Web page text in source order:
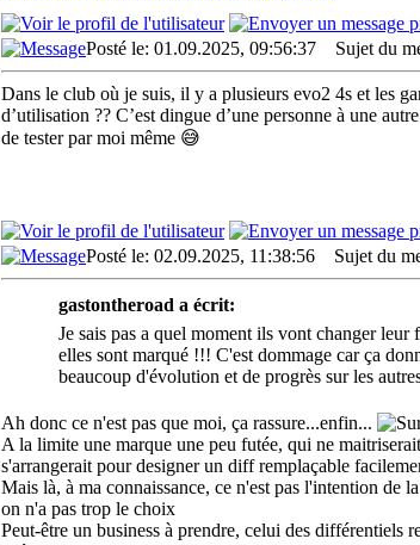
Posté le: 01.09.2025, 09:56:37 Sujet du
Dans le club où je suis, il y a plusieurs evo2 4s et les
d’utilisation ?? C’est dingue d’une personne à une
de tester par moi même 😅
Posté le: 02.09.2025, 11:38:56 Sujet du
gastontheroad a écrit:
Je sais pas a quel moment ils vont changer
elles sont marqué !!! C'est dommage car ça
beaucoup d'évolution et de progrès sur les
Ah donc ce n'est pas que moi, ça rassure...enfin...
A la limite une marque une peu futée, qui ne
s'arrangerait pour designer un diff remplaçable
Mais là, à ma connaissance, ce n'est pas l'intention de
on n'a pas trop le choix
Peut-être un business à prendre, celui des différentiels